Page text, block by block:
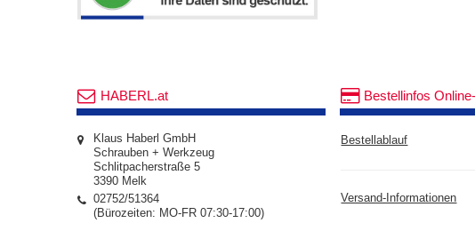
HABERL.at
Klaus Haberl GmbH
Schrauben + Werkzeug
Schlitpacherstraße 5
3390 Melk
02752/51364
(Bürozeiten: MO-FR 07:30-17:00)
Bestellinfos
Bestellablauf
Versand-Informationen